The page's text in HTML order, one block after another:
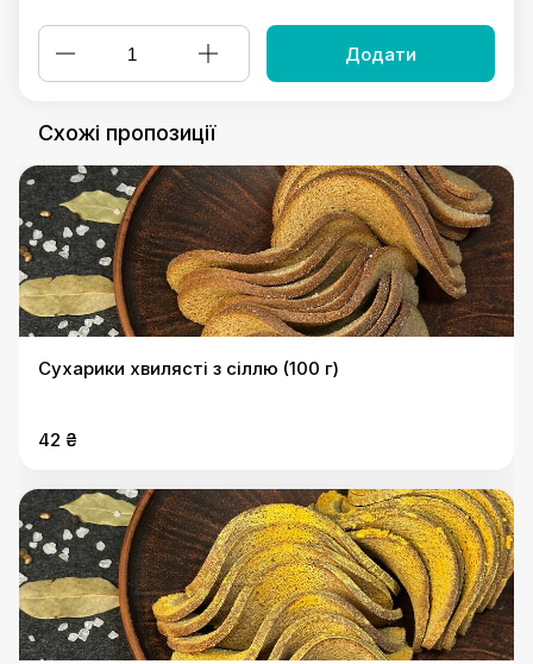
Додати
Схожі пропозиції
Сухарики хвилясті з сіллю (100 г)
42 ₴